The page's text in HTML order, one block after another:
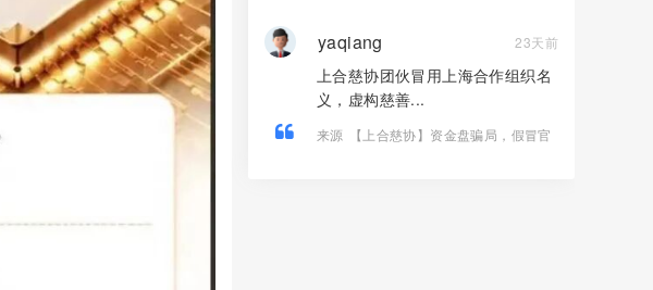
yaqiang 23天前
上合慈协团伙冒用上海合作组织名
义，虚构慈善...
来源
【上合慈协】资金盘骗局，假冒官